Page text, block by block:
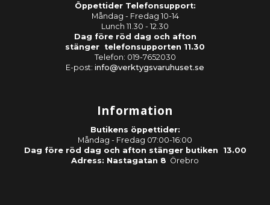
Öppettider Telefonsupport:
Måndag - Fredag 10-14
Lunch 11.30 - 12.30
Dag före röd dag och afton
stänger telefonsupporten 11.30
Telefon: 019-7652030
E-post: info@verktygsvaruhuset.se
Information
Butikens öppettider:
Måndag - Fredag 07:00-16:00
Dag före röd dag och afton stänger butiken 13.00
Adress: Nastagatan 8 Örebro